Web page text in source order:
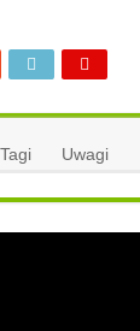
Tagi Uwagi